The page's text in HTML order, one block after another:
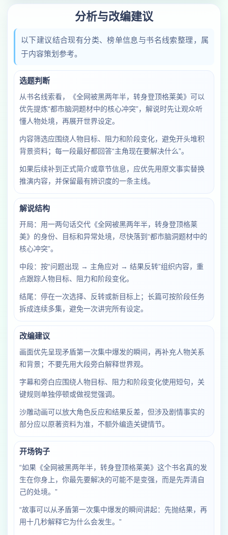
分析与改编建议
以下建议结合现有分类、榜单信息与书名线索整理，属
于内容策划参考。
选题判断
从书名线索看，《全网被黑两年半，转身登顶格莱美》可以
优先提炼“都市脑洞题材中的核心冲突”，解说时先让观众听
懂人物处境，再展开世界设定。
内容筛选应围绕人物目标、阻力和阶段变化，避免开头堆积
背景资料；每一段最好都回答“主角现在要解决什么”。
如果后续补到正式简介或章节信息，应优先用原文事实替换
推演内容，并保留最有辨识度的一条主线。
解说结构
开局：用一两句话交代《全网被黑两年半，转身登顶格莱
美》的身份、目标和异常处境，尽快落到“都市脑洞题材中的
核心冲突”。
中段：按“问题出现 → 主角应对 → 结果反转”组织内容，重
点跟踪人物目标、阻力和阶段变化。
结尾：停在一次选择、反转或新目标上；长篇可按阶段任务
拆成连续多集，避免一次讲完所有设定。
改编建议
画面优先呈现矛盾第一次集中爆发的瞬间，再补充人物关系
和背景；不要先用大段旁白解释世界观。
字幕和旁白应围绕人物目标、阻力和阶段变化使用短句，关
键规则单独停顿或做视觉强调。
沙雕动画可以放大角色反应和结果反差，但涉及剧情事实的
部分应以原著资料为准，不额外编造关键情节。
开场钩子
“如果《全网被黑两年半，转身登顶格莱美》这个书名真的发
生在你身上，你最先要解决的可能不是变强，而是先弄清自
己的处境。”
“故事可以从矛盾第一次集中爆发的瞬间讲起：先抛结果，再
用十几秒解释它为什么会发生。”